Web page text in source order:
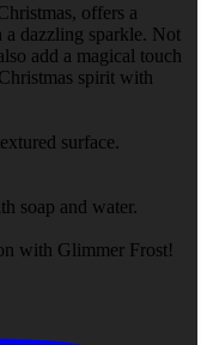
offers a
a dazzling sparkle. Not
add a magical touch
spirit with
surface.
soap and water.
with Glimmer Frost!